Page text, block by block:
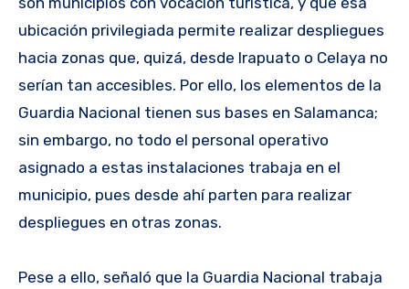
ubicación privilegiada permite realizar despliegues
hacia zonas que, quizá, desde Irapuato o Celaya no
serían tan accesibles. Por ello, los elementos de la
Guardia Nacional tienen sus bases en Salamanca;
sin embargo, no todo el personal operativo
asignado a estas instalaciones trabaja en el
municipio, pues desde ahí parten para realizar
despliegues en otras zonas.
Pese a ello, señaló que la Guardia Nacional trabaja